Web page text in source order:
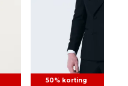
50% korting